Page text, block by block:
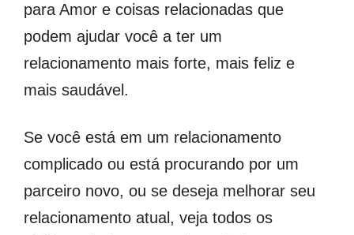
para Amor e coisas relacionadas que
podem ajudar você a ter um
relacionamento mais forte, mais feliz e
mais saudável.
Se você está em um relacionamento
complicado ou está procurando por um
parceiro novo, ou se deseja melhorar seu
relacionamento atual, veja todos os